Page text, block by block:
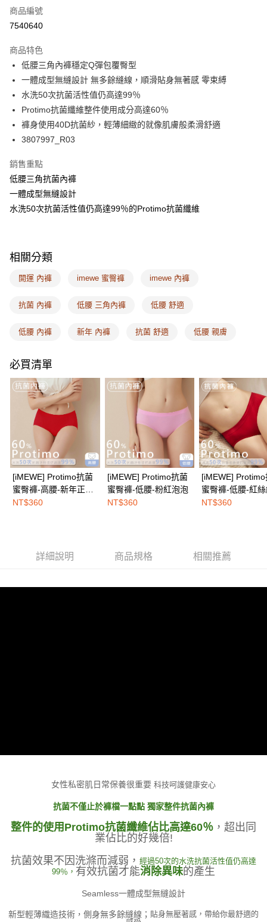
Apple Pay
Google Pay
全支付
全盈+PAY
AFTEE先享後付
相關說明
AFTEE先享後付是「在收到商品之後才付款」的支付方式。 讓您購物簡單
１．簡單：不需註冊會員、不需綁卡、不需儲值。
２．便利：只要手機號碼，簡訊認證，即可結帳。
３．安心：先確認商品／服務後，再付款。
２．訂單成立數日內，您將收到繳費通知簡訊。
ATM／網路銀行／等多元方式進行付款，方視為交易完成。
購買商品的店家。未經商家同意取消之訂單仍視為有效，需透過AFTEE先享
後付繳納相關費用。
是否繳費成功／繳費後需取消欲退款等相關疑問，請聯繫「AFTEE先享後付
【注意事項】
易，需依本服務之必要範圍內提供個人資料，並將交易相關給付款項請求債
權轉讓予恩沛科技股份有限公司。
２．關於個人資料處理事宜，請瀏覽以下網址：
https://aftee.tw/terms/#terms3
３．未成年的使用者請事先徵得法定代理人或監護人之同意方可使用
「AFTEE先享後付」，若未經同意申辦者引起之損失，本公司不負相關責
任。
４．使用「AFTEE先享後付」時，將依據個別帳號之用戶狀況，依本公司即
時審查核予不同之上限額度；若仍有額度不足之情形，本公司將視審查結果
請求用戶進行身份認證。
５．嚴禁一人註冊多個帳號或使用他人資訊註冊。若發現惡意使用之情形，
恩沛科技股份有限公司將有權停止該用戶之使用額度並採取法律行動。
ATM付款
運送方式
全家取付
每筆NT$100，滿NT$1,500(含以上)免運費
7-11取付
每筆NT$100，滿NT$1,500(含以上)免運費
每筆NT$100，滿NT$1,500(含以上)免運費
宅配
每筆NT$100，滿NT$1,500(含以上)免運費
EASY SHOP門市速取
查看運費
商品編號
7540640
商品特色
低腰三角內褲穩定Q彈包覆臀型
一體成型無縫設計 無多餘縫線，順滑貼身無著感 零束縛
水洗50次抗菌活性值仍高達99％
Protimo抗菌纖維整件使用成分高達60％
褲身使用40D抗菌紗，輕薄細緻的就像肌膚般柔滑舒適
3807997_R03
銷售重點
低腰三角抗菌內褲
一體成型無縫設計
水洗50次抗菌活性值仍高達99％的Protimo抗菌纖維
相關分類
開運 內褲 imewe 蜜臀褲 imewe 內褲
抗菌 內褲 低腰 三角內褲 低腰 舒適
低腰 內褲 新年 內褲 抗菌 舒適 低腰 親膚
必買清單
[iMEWE] Protimo抗菌
蜜臀褲-高腰-新年正當
紅
NT$360
[iMEWE] Protimo抗菌
蜜臀褲-低腰-粉紅泡泡
NT$360
[iMEWE]
蜜臀褲-低腰-紅
層
NT$360
詳細說明 商品規格 相關推薦
女性私密肌日常保養很重要 科技呵護健康安心
抗菌不僅止於褲檔一點點 獨家整件抗菌內褲
整件的使用Protimo抗菌纖維佔比高達60％ ，超出同
業佔比的好幾倍!
抗菌效果不因洗滌而減弱， 經過50次的水洗抗菌活性值仍高達
99％， 有效抗菌才能消除異味的產生
Seamless一體成型無縫設計
新型輕薄織造技術，側身無多餘縫線； 貼身無壓著感，帶給你最舒適的